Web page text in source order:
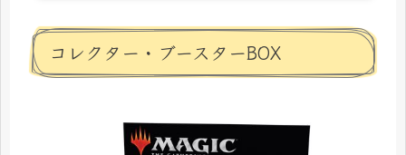
コレクター・ブースターBOX